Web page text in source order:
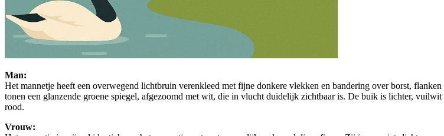
Man:
Het mannetje heeft een overwegend lichtbruin verenkleed met fijne donkere vlekken en bandering over borst,
tonen een glanzende groene spiegel, afgezoomd met wit, die in vlucht duidelijk zichtbaar is. De buik is lichter,
rood.
Vrouw: